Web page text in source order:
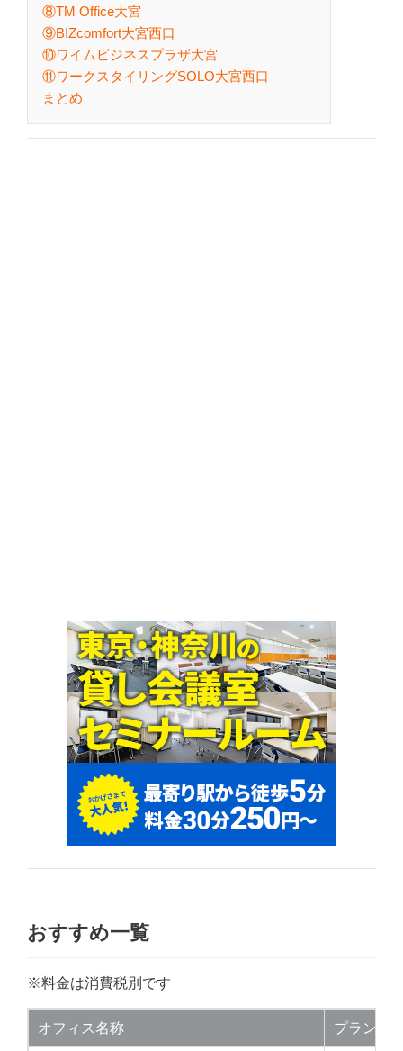
⑧TM Office大宮
⑨BIZcomfort大宮西口
⑩ワイムビジネスプラザ大宮
⑪ワークスタイリングSOLO大宮西口
まとめ
おすすめ一覧
※料金は消費税別です
オフィス名称 プラン紹